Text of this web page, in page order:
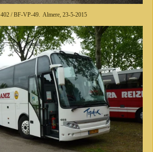
402 / BF-VP-49. Almere, 23-5-2015